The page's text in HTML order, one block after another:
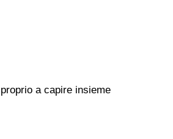
a capire insieme